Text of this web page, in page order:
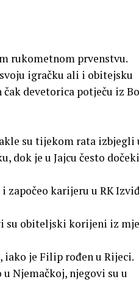
rukometnom prvenstvu.
igračku ali i obitejsku
devetorica potječu iz
su tijekom rata izbjegli
dok je u Jajcu često
započeo karijeru u RK
su obiteljski korijeni iz
iako je Filip rođen u Rijeci.
u Njemačkoj, njegovi su u